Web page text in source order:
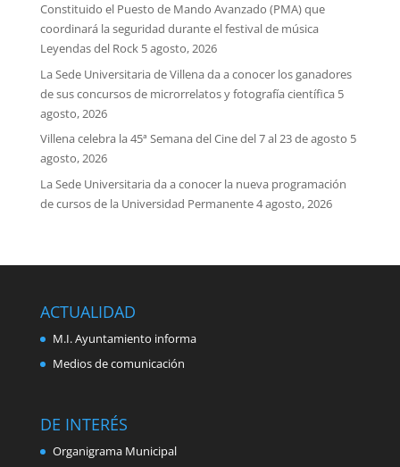
Constituido el Puesto de Mando Avanzado (PMA) que
coordinará la seguridad durante el festival de música
Leyendas del Rock 5 agosto, 2026
La Sede Universitaria de Villena da a conocer los ganadores
de sus concursos de microrrelatos y fotografía científica 5
agosto, 2026
Villena celebra la 45ª Semana del Cine del 7 al 23 de agosto 5
agosto, 2026
La Sede Universitaria da a conocer la nueva programación
de cursos de la Universidad Permanente4 agosto, 2026
ACTUALIDAD
M.I. Ayuntamiento informa
Medios de comunicación
DE INTERÉS
Organigrama Municipal